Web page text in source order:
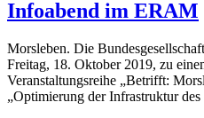
Infoabend im ERAM
Morsleben. Die
Freitag, 18. Oktober 2019, zu
Veranstaltungsreihe „Betrifft:
„Optimierung der Infrastruktur